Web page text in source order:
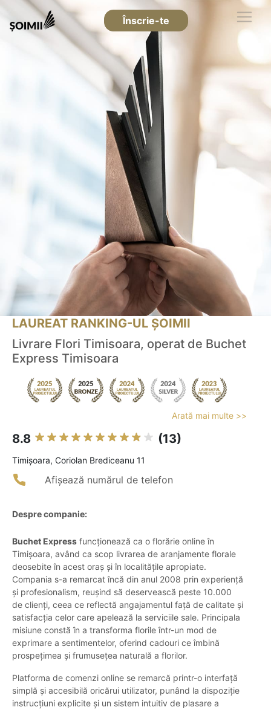
Înscrie-te
LAUREAT RANKING-UL ȘOIMII
Livrare Flori Timisoara, operat de Buchet
Express Timisoara
Arată mai multe >>
8.8 (13)
Timişoara, Coriolan Brediceanu 11
Afișează numărul de telefon
Despre companie:
Buchet Express funcționează ca o florărie online în
Timișoara, având ca scop livrarea de aranjamente florale
deosebite în acest oraș și în localitățile apropiate.
Compania s-a remarcat încă din anul 2008 prin experiență
și profesionalism, reușind să deservească peste 10.000
de clienți, ceea ce reflectă angajamentul față de calitate și
satisfacția celor care apelează la serviciile sale. Principala
misiune constă în a transforma florile într-un mod de
exprimare a sentimentelor, oferind cadouri ce îmbină
prospețimea și frumusețea naturală a florilor.
Platforma de comenzi online se remarcă printr-o interfață
simplă și accesibilă oricărui utilizator, punând la dispoziție
instrucțiuni explicite și un sistem intuitiv de plasare a